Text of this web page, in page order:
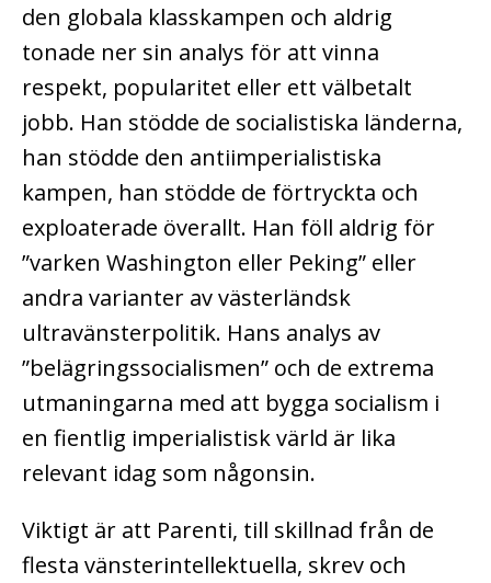
den globala klasskampen och aldrig
tonade ner sin analys för att vinna
respekt, popularitet eller ett välbetalt
jobb. Han stödde de socialistiska länderna,
han stödde den antiimperialistiska
kampen, han stödde de förtryckta och
exploaterade överallt. Han föll aldrig för
”varken Washington eller Peking” eller
andra varianter av västerländsk
ultravänsterpolitik. Hans analys av
”belägringssocialismen” och de extrema
utmaningarna med att bygga socialism i
en fientlig imperialistisk värld är lika
relevant idag som någonsin.
Viktigt är att Parenti, till skillnad från de
flesta vänsterintellektuella, skrev och